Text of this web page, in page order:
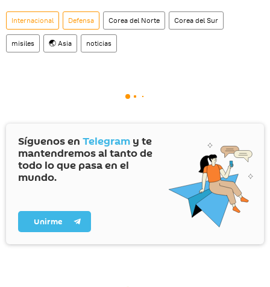
Internacional Defensa Corea del Norte Corea del Sur
misiles 🌏 Asia noticias
Síguenos en Telegram y te
mantendremos al tanto de
todo lo que pasa en el
mundo.
Unirme